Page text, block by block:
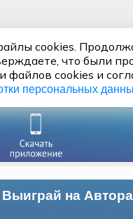
Выиграй на
cookies.
что были
файлов cookies и
персональных